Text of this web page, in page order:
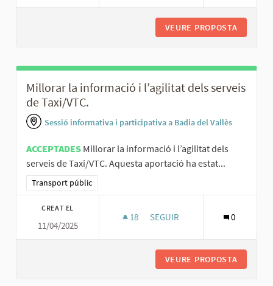
VEURE PROPOSTA
Millorar la informació i l’agilitat dels serveis
de Taxi/VTC.
Sessió informativa i participativa a Badia del Vallès
ACCEPTADES Millorar la informació i l’agilitat dels
serveis de Taxi/VTC. Aquesta aportació ha estat...
Resultats al filtrar per la categoria: Transport públic
Transport públic
CREAT EL
11/04/2025
18 18 SEGUIDORES
SEGUIR 0
VEURE PROPOSTA